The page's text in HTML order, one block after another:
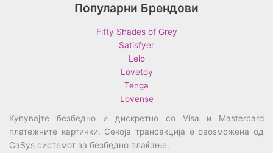
Популарни Брендови
Fifty Shades of Grey
Satisfyer
Lelo
Lovetoy
Tenga
Lovense
Купувајте безбедно и дискретно со Visa и Mastercard
платежните картички. Секоја трансакција е овозможена од
CaSys системот за безбедно плаќање.